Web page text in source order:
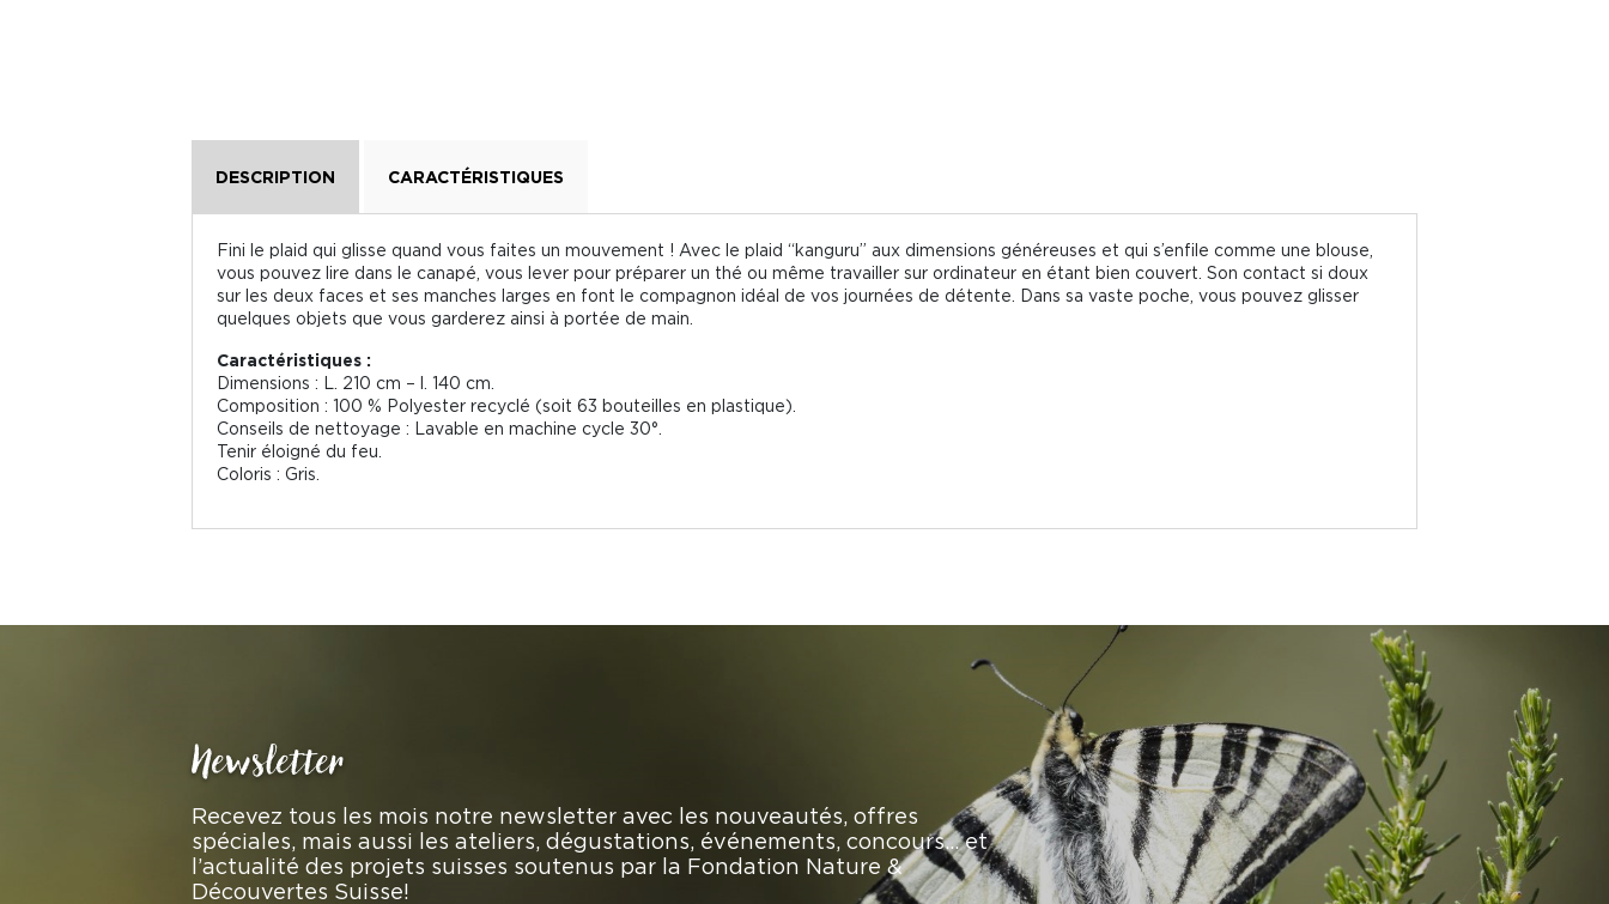
DESCRIPTION CARACTÉRISTIQUES
Fini le plaid qui glisse quand vous faites un mouvement ! Avec le plaid “kanguru” aux dimensions généreuses et qui s’enfile comme une blouse,
vous pouvez lire dans le canapé, vous lever pour préparer un thé ou même travailler sur ordinateur en étant bien couvert. Son contact si doux
sur les deux faces et ses manches larges en font le compagnon idéal de vos journées de détente. Dans sa vaste poche, vous pouvez glisser
quelques objets que vous garderez ainsi à portée de main.
Caractéristiques :
Dimensions : L. 210 cm – l. 140 cm.
Composition : 100 % Polyester recyclé (soit 63 bouteilles en plastique).
Conseils de nettoyage : Lavable en machine cycle 30°.
Tenir éloigné du feu.
Coloris : Gris.
Newsletter
Recevez tous les mois notre newsletter avec les nouveautés, offres
spéciales, mais aussi les ateliers, dégustations, événements, concours… et
l’actualité des projets suisses soutenus par la Fondation Nature &
Découvertes Suisse!